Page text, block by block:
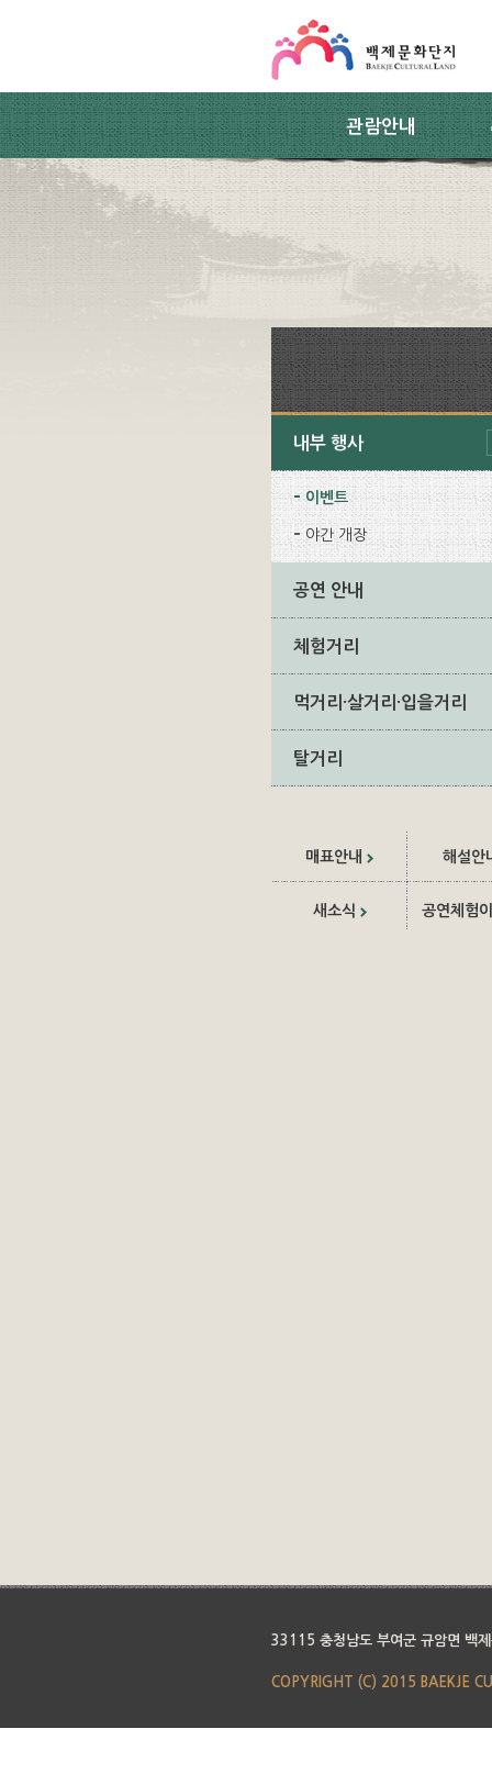
관람안내
내부 행사
이벤트
야간 개장
공연 안내
체험거리
먹거리·살거리·입을거리
탈거리
매표안내 해설안
새소식 공연체험
33115 충청남도 부여군 규암면 백
COPYRIGHT (C) 2015 BAEKJE